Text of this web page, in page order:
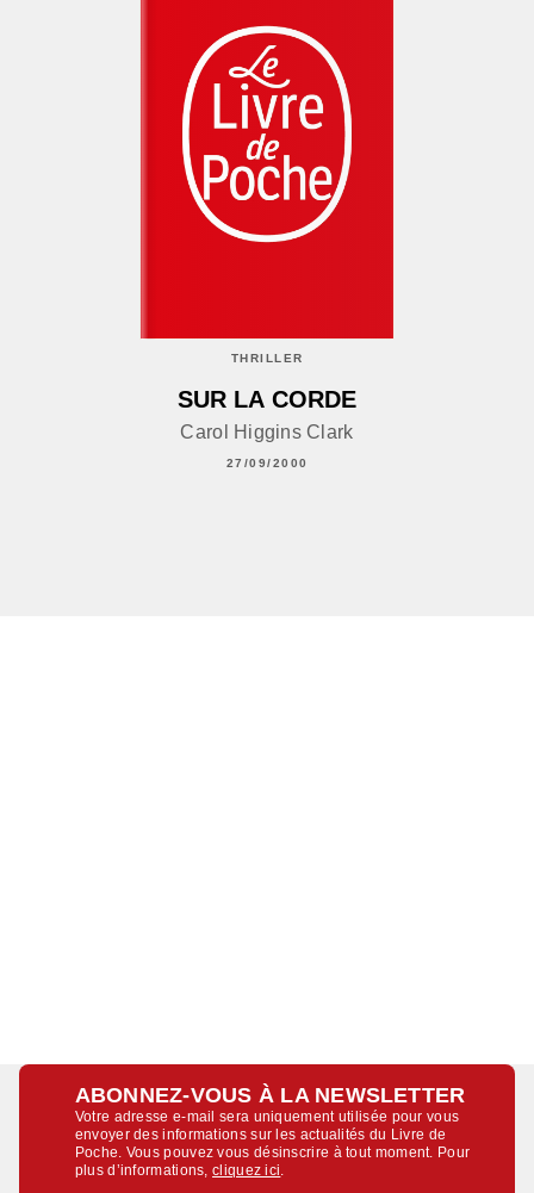
THRILLER
SUR LA CORDE
Carol Higgins Clark
27/09/2000
ABONNEZ-VOUS À LA NEWSLETTER
Votre adresse e-mail sera uniquement utilisée pour vous
envoyer des informations sur les actualités du Livre de
Poche. Vous pouvez vous désinscrire à tout moment. Pour
plus d’informations,cliquez ici